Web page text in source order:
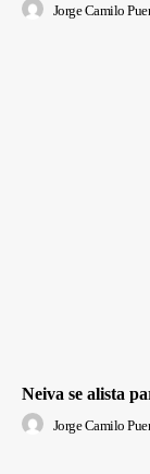
Jorge Camilo
Neiva se alista
Jorge Camilo